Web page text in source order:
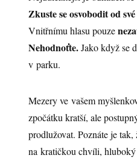
Zkuste se osvobodit od
Vnitřnímu hlasu pouze
Nehodnoťte.Jako když se
v parku.
Mezery ve vašem
zpočátku kratší, ale
prodlužovat. Poznáte je tak,
na kratičkou chvíli,